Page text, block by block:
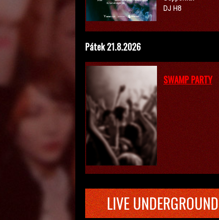
DJ H8
Pátek 21.8.2026
SWAMP PARTY
LIVE UNDERGROUND